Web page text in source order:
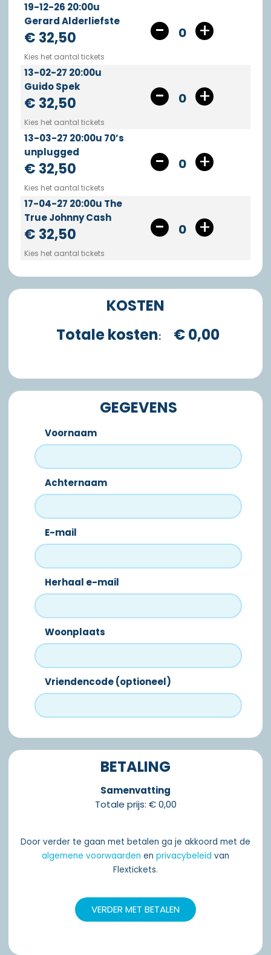
19-12-26 20:00u
Gerard Alderliefste
€ 32,50 0
Kies het aantal tickets
13-02-27 20:00u
Guido Spek
€ 32,50 0
Kies het aantal tickets
13-03-27 20:00u 70’s
unplugged
€ 32,50 0
Kies het aantal tickets
17-04-27 20:00u The
True Johnny Cash
€ 32,50 0
Kies het aantal tickets
KOSTEN
Totale kosten: € 0,00
GEGEVENS
Voornaam
Achternaam
E-mail
Herhaal e-mail
Woonplaats
Vriendencode (optioneel)
BETALING
Samenvatting
Totale prijs: € 0,00
Door verder te gaan met betalen ga je akkoord met de
algemene voorwaarden en privacybeleid van
Flextickets.